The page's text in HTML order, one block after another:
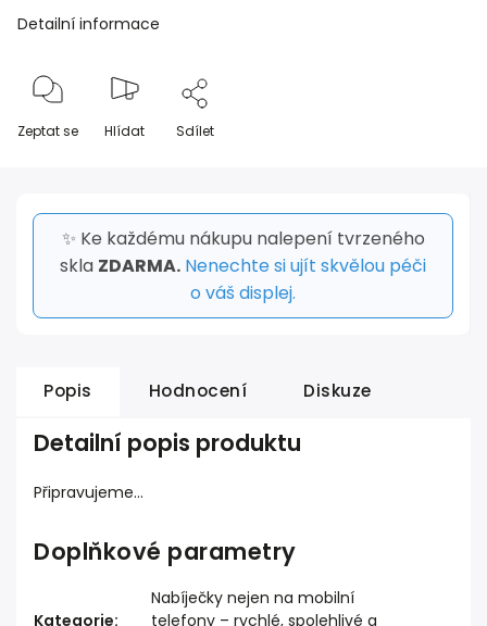
Detailní informace
Zeptat se Hlídat Sdílet
✨ Ke každému nákupu nalepení tvrzeného
skla ZDARMA. Nenechte si ujít skvělou péči
o váš displej.
Popis Hodnocení Diskuze
Detailní popis produktu
Připravujeme...
Doplňkové parametry
Kategorie:
Nabíječky nejen na mobilní
telefony – rychlé, spolehlivé a